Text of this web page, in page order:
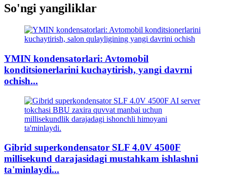
So'ngi yangiliklar
YMIN kondensatorlari: Avtomobil
konditsionerlarini kuchaytirish, yangi davrni
ochish...
Gibrid superkondensator SLF 4.0V 4500F
millisekund darajasidagi mustahkam ishlashni
ta'minlaydi...